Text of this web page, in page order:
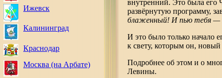
Ижевск
Калининград
Краснодар
Москва (на Арбате)
внутренний. Это была его
развёрнутую программу,
блаженный! И пью тебя —
И это было только начало
к свету, которым он,
Подробнее об этом и о
Левины.